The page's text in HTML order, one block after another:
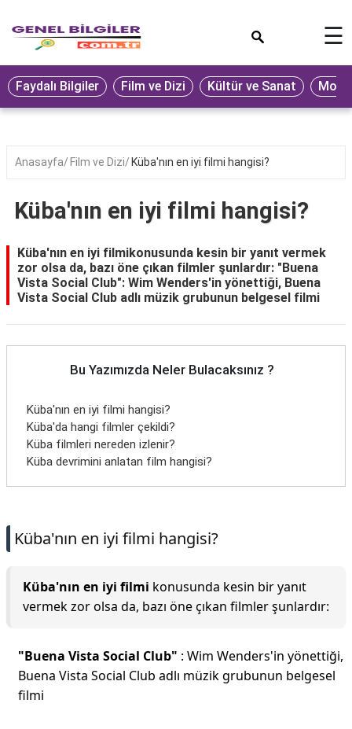
Eğitim
Ekonomi
Seyahat
Oyun
Yaşam
Hukuk
☰
Faydalı Bilgiler Film ve Dizi Kültür ve Sanat
Anasayfa Film ve Dizi Küba'nın en iyi filmi hangisi?
Küba'nın en iyi filmi hangisi?
Küba'nın en iyi filmikonusunda kesin bir yanıt vermek
zor olsa da, bazı öne çıkan filmler şunlardır: "Buena
Vista Social Club": Wim Wenders'in yönettiği, Buena
Vista Social Club adlı müzik grubunun belgesel filmi
Bu Yazımızda Neler Bulacaksınız ?
Küba'nın en iyi filmi hangisi?
Küba'da hangi filmler çekildi?
Küba filmleri nereden izlenir?
Küba devrimini anlatan film hangisi?
Küba'nın en iyi filmi hangisi?
Küba'nın en iyi filmi konusunda kesin bir yanıt
vermek zor olsa da, bazı öne çıkan filmler şunlardır:
"Buena Vista Social Club" : Wim Wenders'in yönettiği,
Buena Vista Social Club adlı müzik grubunun belgesel
filmi